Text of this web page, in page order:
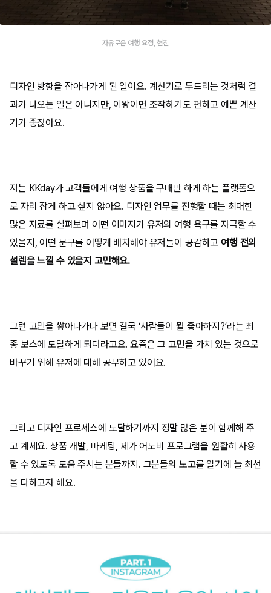
자유로운 여행 요정, 현진
디자인 방향을 잡아나가게 된 일이요. 계산기로 두드리는 것처럼 결
과가 나오는 일은 아니지만, 이왕이면 조작하기도 편하고 예쁜 계산
기가 좋잖아요.
저는 KKday가 고객들에게 여행 상품을 구매만 하게 하는 플랫폼으
로 자리 잡게 하고 싶지 않아요. 디자인 업무를 진행할 때는 최대한
많은 자료를 살펴보며 어떤 이미지가 유저의 여행 욕구를 자극할 수
있을지, 어떤 문구를 어떻게 배치해야 유저들이 공감하고여행 전의
설렘을 느낄 수 있을지 고민해요.
그런 고민을 쌓아나가다 보면 결국 ‘사람들이 뭘 좋아하지?’라는 최
종 보스에 도달하게 되더라고요. 요즘은 그 고민을 가치 있는 것으로
바꾸기 위해 유저에 대해 공부하고 있어요.
그리고 디자인 프로세스에 도달하기까지 정말 많은 분이 함께해 주
고 계세요. 상품 개발, 마케팅, 제가 어도비 프로그램을 원활히 사용
할 수 있도록 도움 주시는 분들까지. 그분들의 노고를 알기에 늘 최선
을 다하고자 해요.